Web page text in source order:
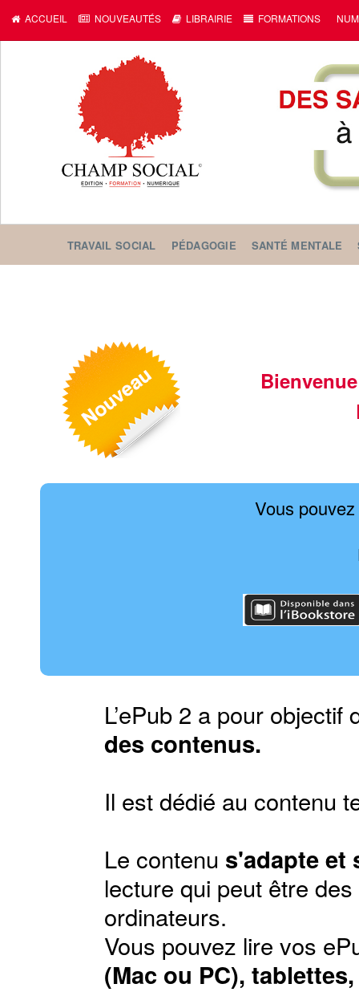
ACCUEIL NOUVEAUTÉS LIBRAIRIE FORMATIONS
TRAVAIL SOCIAL PÉDAGOGIE SANTÉ MENTALE
Vous
L’ePub 2 a pour
des contenus.
Il est dédié au contenu
Le contenu s'adapte et
lecture qui peut être
ordinateurs.
Vous pouvez lire vos
(Mac ou PC),